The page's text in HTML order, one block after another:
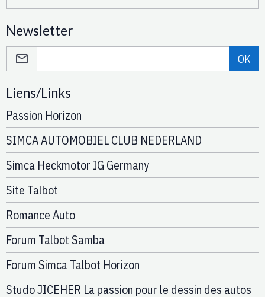
Newsletter
OK
Liens/Links
Passion Horizon
SIMCA AUTOMOBIEL CLUB NEDERLAND
Simca Heckmotor IG Germany
Site Talbot
Romance Auto
Forum Talbot Samba
Forum Simca Talbot Horizon
Studo JICEHER La passion pour le dessin des autos